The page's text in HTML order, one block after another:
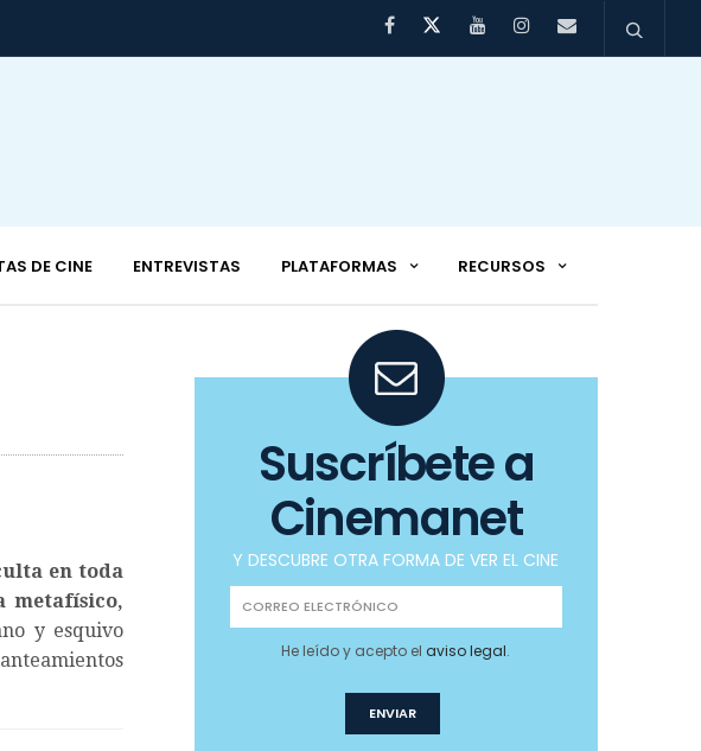
DE CINE ENTREVISTAS PLATAFORMAS RECURSOS
en toda
metafísico,
y esquivo
Suscríbete a
Cinemanet
Y DESCUBRE OTRA FORMA DE VER EL CINE
He leído y acepto elaviso legal.